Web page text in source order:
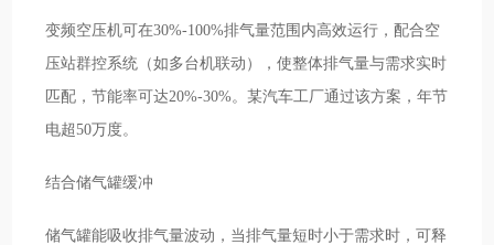
变频空压机可在30%-100%排气量范围内高效运行，配合空
压站群控系统（如多台机联动），使整体排气量与需求实时
匹配，节能率可达20%-30%。某汽车工厂通过该方案，年节
电超50万度。
结合储气罐缓冲
储气罐能吸收排气量波动，当排气量短时小于需求时，可释